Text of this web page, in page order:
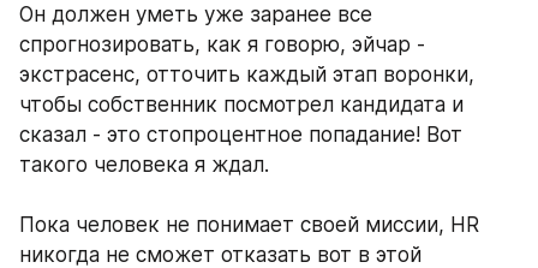
Он должен уметь уже заранее все
спрогнозировать, как я говорю, эйчар -
экстрасенс, отточить каждый этап воронки,
чтобы собственник посмотрел кандидата и
сказал - это стопроцентное попадание! Вот
такого человека я ждал.
Пока человек не понимает своей миссии, HR
никогда не сможет отказать вот в этой